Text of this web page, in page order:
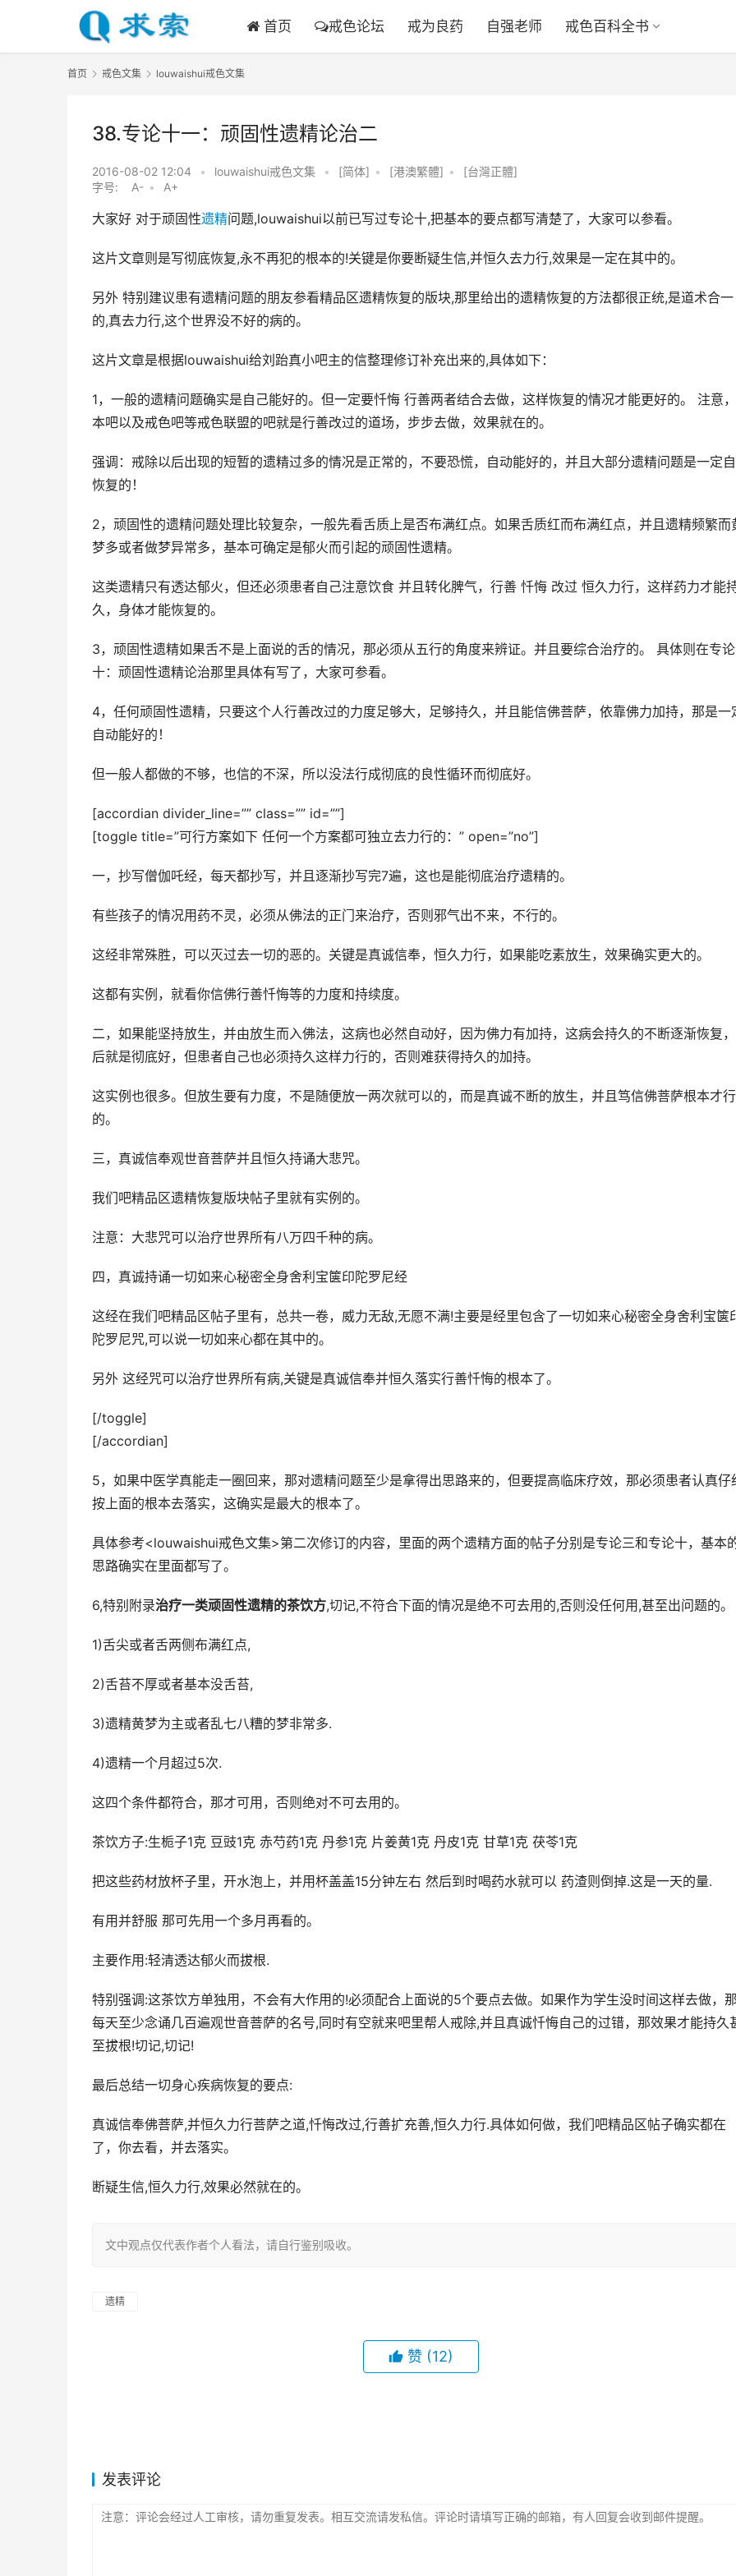
首页 戒色论坛 戒为良药 自强老师 戒色百科全书
首页 戒色文集 louwaishui戒色文集
38.专论十一：顽固性遗精论治二
2016-08-02 12:04 • louwaishui戒色文集 • [简体] • [港澳繁體] •
[台灣正體]
字号:
A- • A+
大家好 对于顽固性遗精问题,louwaishui以前已写过专论十,把基本的要点都写清楚了，大家可以参看。
这片文章则是写彻底恢复,永不再犯的根本的!关键是你要断疑生信,并恒久去力行,效果是一定在其中的。
另外 特别建议患有遗精问题的朋友参看精品区遗精恢复的版块,那里给出的遗精恢复的方法都很正统,是道术合一
的,真去力行,这个世界没不好的病的。
这片文章是根据louwaishui给刘跆真小吧主的信整理修订补充出来的,具体如下：
1，一般的遗精问题确实是自己能好的。但一定要忏悔 行善两者结合去做，这样恢复的情况才能更好的。 注意，
本吧以及戒色吧等戒色联盟的吧就是行善改过的道场，步步去做，效果就在的。
强调：戒除以后出现的短暂的遗精过多的情况是正常的，不要恐慌，自动能好的，并且大部分遗精问题是一定
恢复的！
2，顽固性的遗精问题处理比较复杂，一般先看舌质上是否布满红点。如果舌质红而布满红点，并且遗精频繁而
梦多或者做梦异常多，基本可确定是郁火而引起的顽固性遗精。
这类遗精只有透达郁火，但还必须患者自己注意饮食 并且转化脾气，行善 忏悔 改过 恒久力行，这样药力才能
久，身体才能恢复的。
3，顽固性遗精如果舌不是上面说的舌的情况，那必须从五行的角度来辨证。并且要综合治疗的。 具体则在专论
十：顽固性遗精论治那里具体有写了，大家可参看。
4，任何顽固性遗精，只要这个人行善改过的力度足够大，足够持久，并且能信佛菩萨，依靠佛力加持，那是一
自动能好的！
但一般人都做的不够，也信的不深，所以没法行成彻底的良性循环而彻底好。
[accordian divider_line=”” class=”” id=””]
[toggle title=”可行方案如下 任何一个方案都可独立去力行的：” open=”no”]
一，抄写僧伽吒经，每天都抄写，并且逐渐抄写完7遍，这也是能彻底治疗遗精的。
有些孩子的情况用药不灵，必须从佛法的正门来治疗，否则邪气出不来，不行的。
这经非常殊胜，可以灭过去一切的恶的。关键是真诚信奉，恒久力行，如果能吃素放生，效果确实更大的。
这都有实例，就看你信佛行善忏悔等的力度和持续度。
二，如果能坚持放生，并由放生而入佛法，这病也必然自动好，因为佛力有加持，这病会持久的不断逐渐恢复
后就是彻底好，但患者自己也必须持久这样力行的，否则难获得持久的加持。
这实例也很多。但放生要有力度，不是随便放一两次就可以的，而是真诚不断的放生，并且笃信佛菩萨根本才行
的。
三，真诚信奉观世音菩萨并且恒久持诵大悲咒。
我们吧精品区遗精恢复版块帖子里就有实例的。
注意：大悲咒可以治疗世界所有八万四千种的病。
四，真诚持诵一切如来心秘密全身舍利宝箧印陀罗尼经
这经在我们吧精品区帖子里有，总共一卷，威力无敌,无愿不满!主要是经里包含了一切如来心秘密全身舍利宝箧
陀罗尼咒,可以说一切如来心都在其中的。
另外 这经咒可以治疗世界所有病,关键是真诚信奉并恒久落实行善忏悔的根本了。
[/toggle]
[/accordian]
5，如果中医学真能走一圈回来，那对遗精问题至少是拿得出思路来的，但要提高临床疗效，那必须患者认真仔
按上面的根本去落实，这确实是最大的根本了。
具体参考<louwaishui戒色文集>第二次修订的内容，里面的两个遗精方面的帖子分别是专论三和专论十，基本
思路确实在里面都写了。
6,特别附录治疗一类顽固性遗精的茶饮方,切记,不符合下面的情况是绝不可去用的,否则没任何用,甚至出问题的。
1)舌尖或者舌两侧布满红点,
2)舌苔不厚或者基本没舌苔,
3)遗精黄梦为主或者乱七八糟的梦非常多.
4)遗精一个月超过5次.
这四个条件都符合，那才可用，否则绝对不可去用的。
茶饮方子:生栀子1克 豆豉1克 赤芍药1克 丹参1克 片姜黄1克 丹皮1克 甘草1克 茯苓1克
把这些药材放杯子里，开水泡上，并用杯盖盖15分钟左右 然后到时喝药水就可以 药渣则倒掉.这是一天的量.
有用并舒服 那可先用一个多月再看的。
主要作用:轻清透达郁火而拔根.
特别强调:这茶饮方单独用，不会有大作用的!必须配合上面说的5个要点去做。如果作为学生没时间这样去做，
每天至少念诵几百遍观世音菩萨的名号,同时有空就来吧里帮人戒除,并且真诚忏悔自己的过错，那效果才能持久
至拔根!切记,切记!
最后总结一切身心疾病恢复的要点:
真诚信奉佛菩萨,并恒久力行菩萨之道,忏悔改过,行善扩充善,恒久力行.具体如何做，我们吧精品区帖子确实都在
了，你去看，并去落实。
断疑生信,恒久力行,效果必然就在的。
文中观点仅代表作者个人看法，请自行鉴别吸收。
遗精
赞 (12)
发表评论